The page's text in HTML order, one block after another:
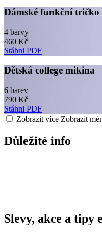
Dámské funkční tričko
4 barvy
460 Kč
Stáhni PDF
Dětská college mikina
6 barev
790 Kč
Stáhni PDF
Zobrazit více Zobrazit
Důležité info
Slevy, akce a tipy